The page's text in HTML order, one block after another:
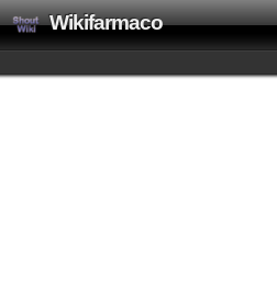
Wikifarmaco